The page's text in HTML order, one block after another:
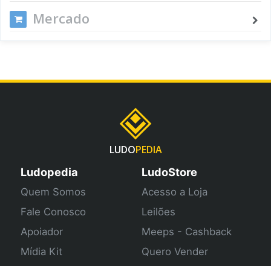
Mercado
LUDOPEDIA
Ludopedia
Quem Somos
Fale Conosco
Apoiador
Mídia Kit
LudoStore
Acesso a Loja
Leilões
Meeps - Cashback
Quero Vender